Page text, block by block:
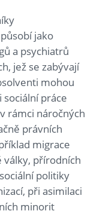
jako
a psychiatrů
jež se zabývají
mohou
práce
rámci náročných
právních
migrace
války, přírodních
politiky
při asimilaci
minorit